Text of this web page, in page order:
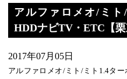
アルファロメオ/ミト
HDDナビTV・ETC【
2017年07月05日
アルファロメオ/ミト/ミト1.4タ